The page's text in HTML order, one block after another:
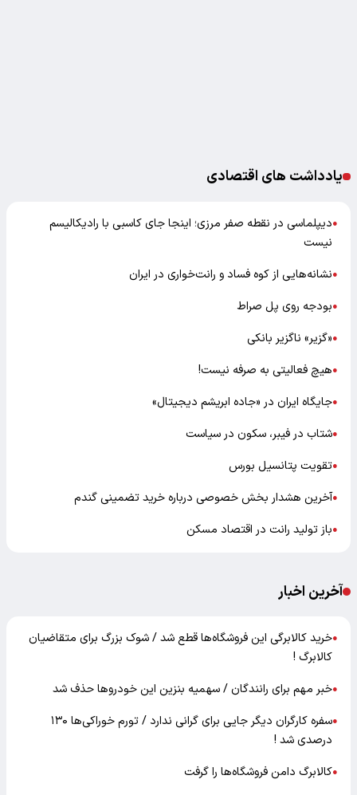
یادداشت های اقتصادی
●دیپلماسی در نقطه صفر مرزی؛ اینجا جای کاسبی با رادیکالیسم
نیست
●نشانه‌هایی از کوه فساد و رانت‌خواری در ایران
●بودجه روی پل صراط
●«گزیر» ناگزیر بانکی
●هیچ فعالیتی به صرفه نیست!
●جایگاه ایران در «جاده ابریشم دیجیتال»
●شتاب در فیبر، سکون در سیاست
●تقویت پتانسیل بورس
●آخرین هشدار بخش خصوصی درباره خرید تضمینی گندم
●باز تولید رانت در اقتصاد مسکن
آخرین اخبار
●خرید کالابرگی این فروشگاه‌ها قطع شد / شوک بزرگ برای متقاضیان
کالابرگ !
●خبر مهم برای رانندگان / سهمیه بنزین این خودروها حذف شد
●
سفره کارگران دیگر جایی برای گرانی ندارد / تورم خوراکی‌ها ۱۳۰
درصدی شد !
●کالابرگ دامن فروشگاه‌ها را گرفت